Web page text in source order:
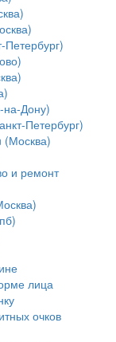
на-Дону)
Петербург)
(Москва)
и ремонт
лица
очков